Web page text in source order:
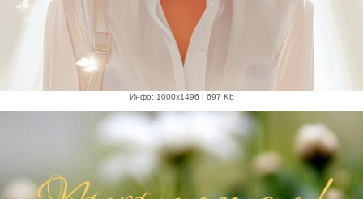
Инфо: 1000х1496 | 697 Kb